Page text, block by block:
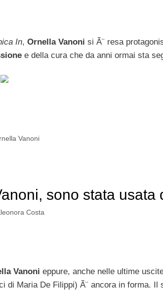
In, Ornella Vanoni si Ã¨ resa
e della cura che da anni ormai sta
Vanoni
sono stata usata
Costa
Vanoni eppure, anche nelle ultime
di Maria De Filippi) Ã¨ ancora in forma.